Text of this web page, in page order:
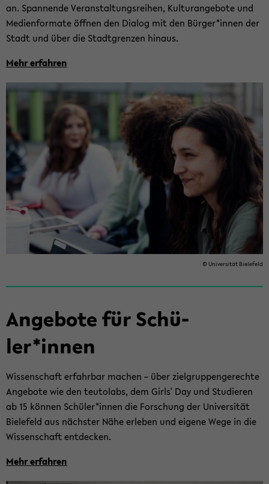
an. Span­nen­de Ver­an­stal­tungs­rei­hen, Kul­tur­ange­bo­te und
Me­di­en­for­ma­te öff­nen den Dia­log mit den Bür­ger*innen der
Stadt und über die Stadt­gren­zen hin­aus.
Mehr er­fah­ren
© Uni­ver­si­tät Bie­le­feld
An­ge­bo­te für Schü­
ler*innen
Wis­sen­schaft er­fahr­bar ma­chen – über ziel­grup­pen­ge­rech­te
An­ge­bo­te wie den teu­tol­abs, dem Girls' Day und Stu­die­ren
ab 15 kön­nen Schü­ler*innen die For­schung der Uni­ver­si­tät
Bie­le­feld aus nächs­ter Nähe er­le­ben und ei­ge­ne Wege in die
Wis­sen­schaft ent­de­cken.
Mehr er­fah­ren